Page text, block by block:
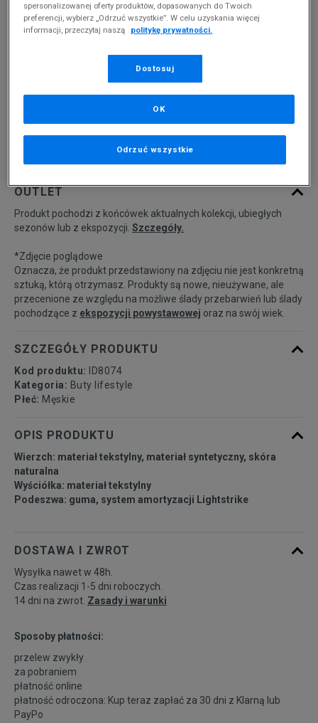
399,99 zł
PRODUKT NIEDOSTĘPNY
Jeśli artykuł będzie ponownie dostępny, otrzymasz od nas
Rozmiary EU Rozmiary US
41 1/3 26 cm Powiadom o dostępności
42 26,5 cm
42 2/3 27 cm Powiadom o dostępności
43 1/3
44 28 cm
45 1/3 29 cm Powiadom o dostępności
46 29,5 cm Powiadom o dostępności
OUTLET
Produkt pochodzi z końcówek aktualnych kolekcji, ubiegłych
sezonów lub z ekspozycji. Szczegóły.
*Zdjęcie poglądowe
Oznacza, że produkt przedstawiony na zdjęciu nie jest konkretną
sztuką, którą otrzymasz. Produkty są nowe, nieużywane, ale
przecenione ze względu na możliwe ślady przebarwień lub ślady
pochodzące z ekspozycji powystawowej oraz na swój wiek.
SZCZEGÓŁY PRODUKTU
Kod produktu:
ID8074
Kategoria: Buty lifestyle
Płeć: Męskie
OPIS PRODUKTU
Wierzch: materiał tekstylny, materiał syntetyczny, skóra
naturalna
Wyściółka: materiał tekstylny
Podeszwa: guma, system amortyzacji Lightstrike
DOSTAWA I ZWROT
Wysyłka nawet w 48h.
Czas realizacji 1-5 dni roboczych.
14 dni na zwrot. Zasady i warunki
Sposoby płatności:
przelew zwykły
za pobraniem
płatność online
płatność odroczona: Kup teraz zapłać za 30 dni z Klarną lub
PayPo
spersonalizowanej oferty produktów, dopasowanych do Twoich
preferencji, wybierz „Odrzuć wszystkie”. W celu uzyskania więcej
informacji, przeczytaj naszą
politykę prywatności.
Dostosuj
Odrzuć wszystkie
OK